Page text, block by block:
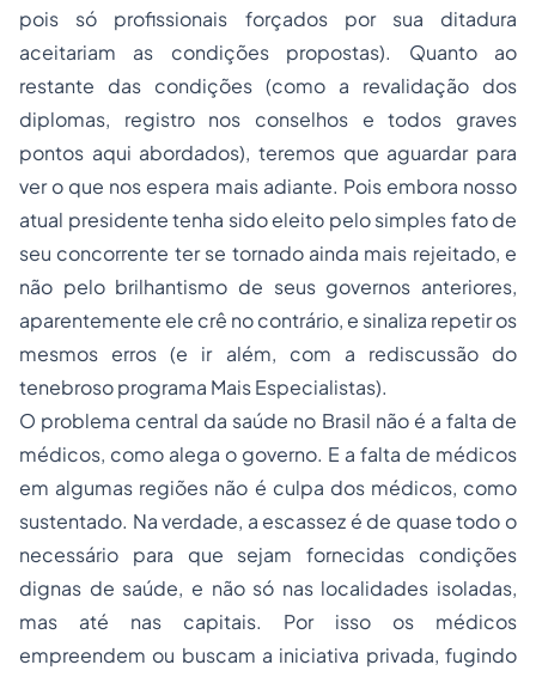
pois só profissionais forçados por sua ditadura
aceitariam as condições propostas). Quanto ao
restante das condições (como a revalidação dos
diplomas, registro nos conselhos e todos graves
pontos aqui abordados), teremos que aguardar para
ver o que nos espera mais adiante. Pois embora nosso
atual presidente tenha sido eleito pelo simples fato de
seu concorrente ter se tornado ainda mais rejeitado, e
não pelo brilhantismo de seus governos anteriores,
aparentemente ele crê no contrário, e sinaliza repetir os
mesmos erros (e ir além, com a rediscussão do
tenebroso programa Mais Especialistas).
O problema central da saúde no Brasil não é a falta de
médicos, como alega o governo. E a falta de médicos
em algumas regiões não é culpa dos médicos, como
sustentado. Na verdade, a escassez é de quase todo o
necessário para que sejam fornecidas condições
dignas de saúde, e não só nas localidades isoladas,
mas até nas capitais. Por isso os médicos
empreendem ou buscam a iniciativa privada, fugindo